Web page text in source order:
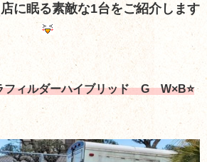
に眠る素敵な1台をご紹介します
フィルダーハイブリッド G W×B⭐